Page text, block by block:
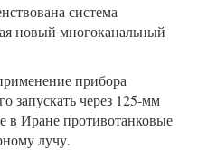
система
новый многоканальный
прибора
запускать через 125-мм
в Иране противотанковые
лучу.